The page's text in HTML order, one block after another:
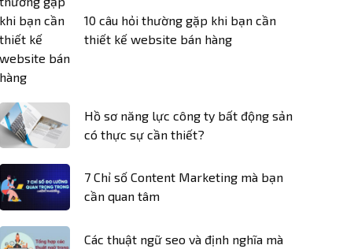
10 câu hỏi thường gặp khi bạn cần
thiết kế website bán hàng
Hồ sơ năng lực công ty bất động sản
có thực sự cần thiết?
7 Chỉ số Content Marketing mà bạn
cần quan tâm
Các thuật ngữ seo và định nghĩa mà